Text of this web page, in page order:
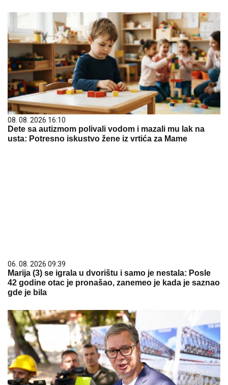
08. 08. 2026 16:10
Dete sa autizmom polivali vodom i mazali mu lak na
usta: Potresno iskustvo žene iz vrtića za Mame
06. 08. 2026 09:39
Marija (3) se igrala u dvorištu i samo je nestala: Posle
42 godine otac je pronašao, zanemeo je kada je saznao
gde je bila